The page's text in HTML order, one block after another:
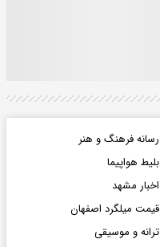
رسانه فرهنگ و هنر
بلیط هواپیما
اخبار مشهد
قیمت میلگرد اصفهان
ترانه و موسیقی